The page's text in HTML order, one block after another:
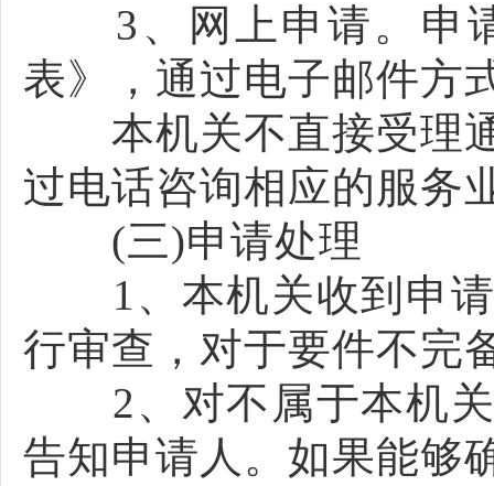
3、网上申请。申请
表》，通过电子邮件方
本机关不直接受理通
过电话咨询相应的服务
(三)申请处理
1、本机关收到申请
行审查，对于要件不完
2、对不属于本机关
告知申请人。如果能够